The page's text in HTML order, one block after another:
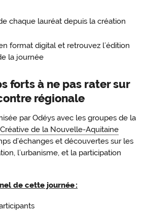
chaque lauréat depuis la création
format digital et retrouvez l’édition
la journée
forts à ne pas rater sur
régionale
par Odéys avec les groupes de la
de la Nouvelle-Aquitaine
d’échanges et découvertes sur les
l’urbanisme, et la participation
de cette journée :